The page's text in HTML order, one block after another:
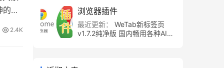
版
2.4K
浏览器插件
最近更新：
WeTab新标签页
v1.7.2纯净版 国内畅用各种AI组